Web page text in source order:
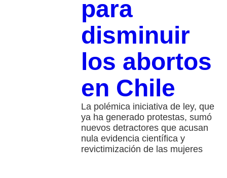
para
disminuir
los abortos
en Chile
La polémica iniciativa de ley, que
ya ha generado protestas, sumó
nuevos detractores que acusan
nula evidencia científica y
revictimización de las mujeres